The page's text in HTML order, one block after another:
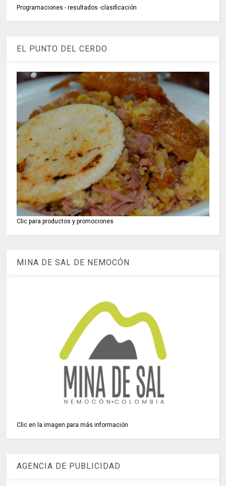
Programaciones - resultados -clasificación
EL PUNTO DEL CERDO
Clic para productos y promociones
MINA DE SAL DE NEMOCÓN
Clic en la imagen para más información
AGENCIA DE PUBLICIDAD